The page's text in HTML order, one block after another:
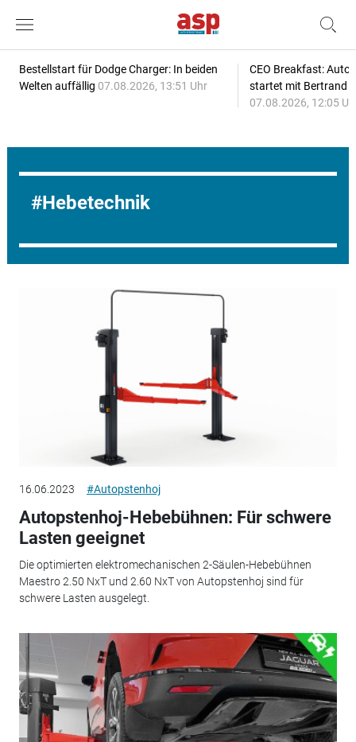
Bestellstart für Dodge Charger: In beiden
Welten auffällig 07.08.2026, 13:51 Uhr
CEO Breakfast:
startet mit Bertrand
07.08.2026, 12:05
Hebetechnik
16.06.2023 #Autopstenhoj
Autopstenhoj-Hebebühnen: Für schwere
Lasten geeignet
Die optimierten elektromechanischen 2-Säulen-Hebebühnen
Maestro 2.50 NxT und 2.60 NxT von Autopstenhoj sind für
schwere Lasten ausgelegt.